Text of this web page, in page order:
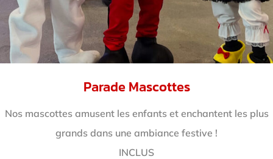
Parade Mascottes
Nos mascottes amusent les enfants et enchantent les plus
grands dans une ambiance festive !
INCLUS